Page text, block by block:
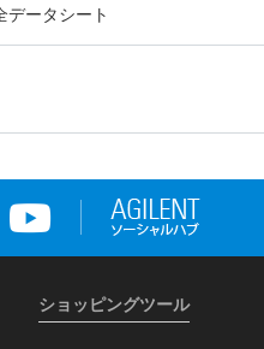
データシート
ショッピングツール